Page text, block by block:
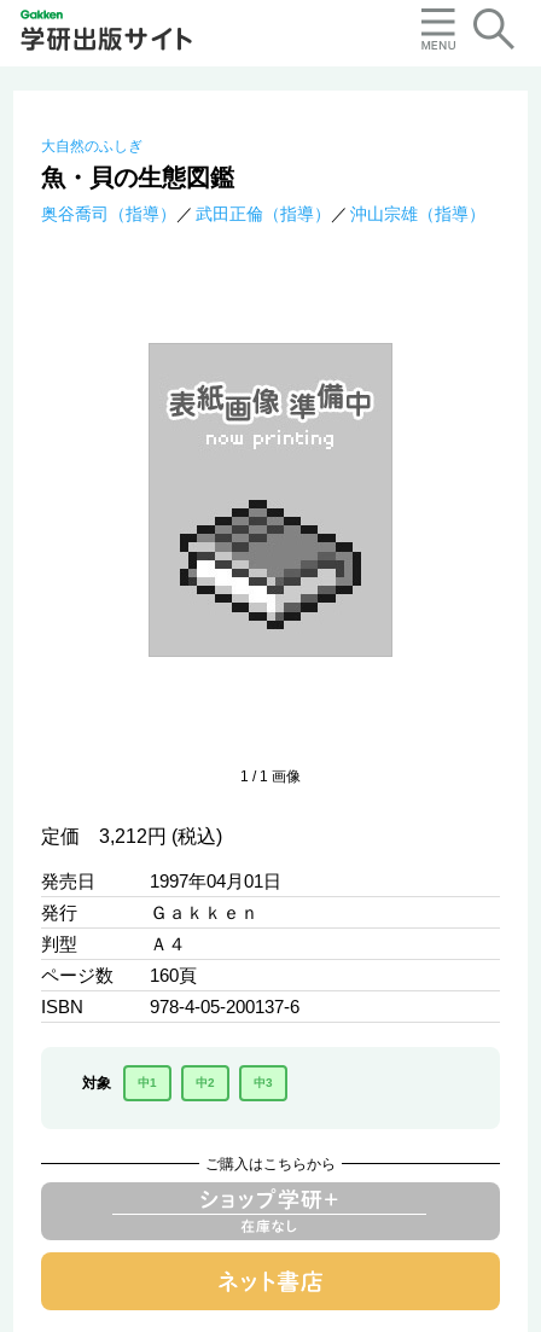
大自然のふしぎ
魚・貝の生態図鑑
奥谷喬司（指導） 武田正倫（指導） 沖山宗雄（指導）
1 / 1 画像
定価 3,212円 (税込)
発売日
1997年04月01日
発行
Ｇａｋｋｅｎ
判型
Ａ４
ページ数
160頁
ISBN
978-4-05-200137-6
対象 中1 中2 中3
ご購入はこちらから